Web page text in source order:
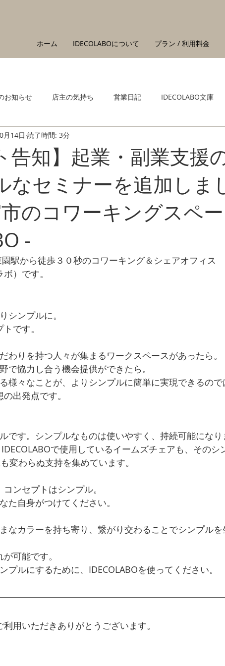
ホーム IDECOLABOについて プラン / 利用料金
お知らせ 店主の気持ち 営業日記 IDECOLABO文庫
告知】起業・副業支援
なセミナーを追加しま
のコワーキングスペ
-
月14日 読了時間: 3分
駅から徒歩３０秒のコワーキング＆シェアオフィス
）です。
シンプルに。
です。
わりを持つ人々が集まるワークスペースがあったら。
で協力し合う機会提供ができたら。
様々なことが、よりシンプルに簡単に実現できるので
出発点です。
です。シンプルなものは使いやすく、持続可能になり
で使用しているイームズチェアも、そのシ
変わらぬ支持を集めています。
ンセプトはシンプル。
た自身がつけてください。
なカラーを持ち寄り、繋がり交わることでシンプルを
可能です。
プルにするために、IDECOLABOを使ってください。
用いただきありがとうございます。